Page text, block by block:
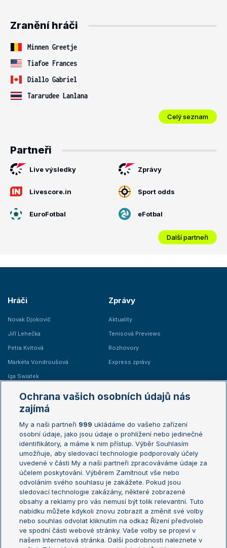
Zranění hráči
Minnen Greetje
Tiafoe Frances
Diallo Gabriel
Tararudee Lanlana
Celý seznam
Partneři
Live výsledky Zprávy
Livescore.in Sport odds
EuroFotbal eFotbal
Další partneři
Hráči
Novak Djokovič
Jiří Lehečka
Petra Kvitová
Markéta Vondroušová
Iga Swiatek
Zprávy
Aktuality
Tenisová Previews
Rozhovory
Express zprávy
Žebříčky
Žebříček ATP (muži)
Žebříček WTA (ženy)
Sázkařský žebříček
Australian Open
French Open
Wimbledon
US Open
Turnaj mistrů
Turnaj mistryň
Aktualní trendy
Fotbalové přestupy
Livesport Daily
Ochrana vašich osobních údajů nás
zajímá
My a naši partneři 999 ukládáme do vašeho zařízení
osobní údaje, jako jsou údaje o prohlížení nebo jedinečné
identifikátory, a máme k nim přístup. Výběr Souhlasím
umožňuje, aby sledovací technologie podporovaly účely
uvedené v části My a naši partneři zpracováváme údaje za
účelem poskytování. Výběrem Zamítnout vše nebo
odvoláním svého souhlasu je zakážete. Pokud jsou
sledovací technologie zakázány, některé zobrazené
obsahy a reklamy pro vás nemusí být tolik relevantní. Tuto
nabídku můžete kdykoli znovu zobrazit a změnit své volby
nebo souhlas odvolat kliknutím na odkaz Řízení předvoleb
ve spodní části webové stránky. Vaše volby se projeví v
našem Internetová stránka. Další podrobnosti naleznete v